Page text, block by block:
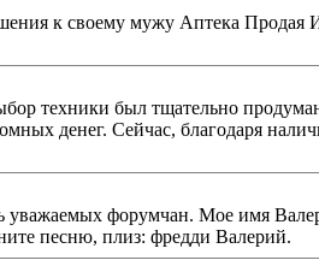
В Спб Виагра 50 Мг Быстро Купить В Нижнем
техники был тщательно
денег. Сейчас, благодаря
на вашем форуме. Здесь очень мило.
Надеюсь, мы удачно пообщаемся. Оцените песню, плиз: фредди Валерий.